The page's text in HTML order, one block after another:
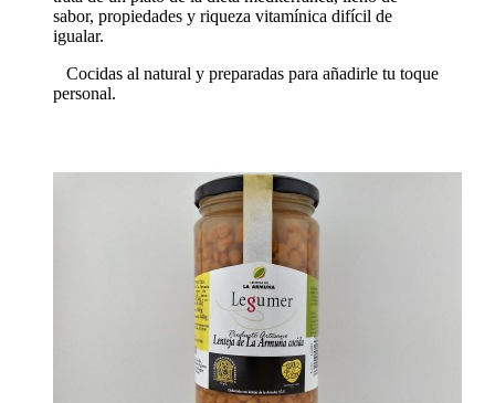
sabor, propiedades y riqueza vitamínica difícil de
igualar.
Cocidas al natural y preparadas para añadirle tu toque
personal.